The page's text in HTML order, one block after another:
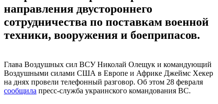
направления двустороннего
сотрудничества по поставкам военной
техники, вооружения и боеприпасов.
Глава Воздушных сил ВСУ Николай Олещук и командующий
Воздушными силами США в Европе и Африке Джеймс Хекер
на днях провели телефонный разговор. Об этом 28 февраля
сообщила пресс-служба украинского командования ВС.